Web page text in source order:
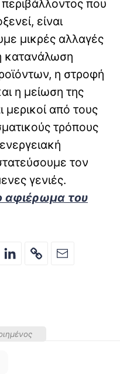
που
είναι
μικρές αλλαγές
κατανάλωση
η στροφή
η μείωση της
μερικοί από τους
τρόπους
τον
γενιές.
αφιέρωμα του